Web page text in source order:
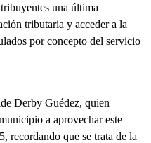
una última
tributaria y acceder a la
por concepto del servicio
Derby Guédez, quien
a aprovechar este
recordando que se trata de la